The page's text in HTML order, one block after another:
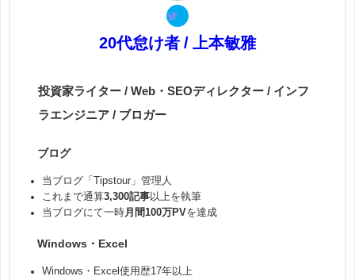
20代怠け者 / 上本敏雅
投資家ライター / Web・SEOディレクター / インフ
ラエンジニア / ブロガー
ブログ
当ブログ「Tipstour」管理人
これまで通算3,300記事以上を執筆
当ブログにて一時月間100万PVを達成
Windows・Excel
Windows・Excel使用歴17年以上